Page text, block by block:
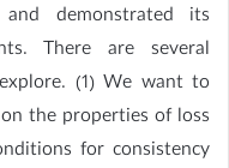
demonstrated its
There are several
(1) We want to
the properties of loss
for consistency